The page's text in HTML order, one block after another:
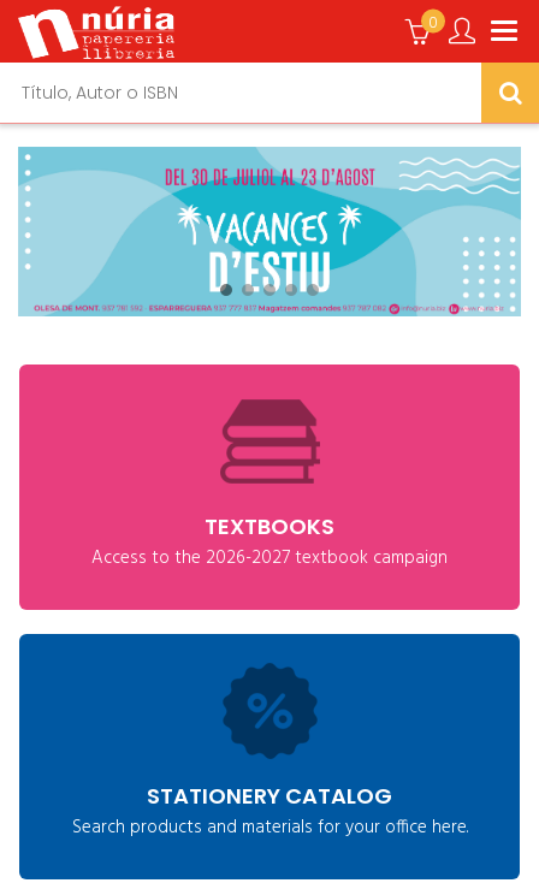
0
TEXTBOOKS
Access to the 2026-2027 textbook campaign
STATIONERY CATALOG
Search products and materials for your office here.